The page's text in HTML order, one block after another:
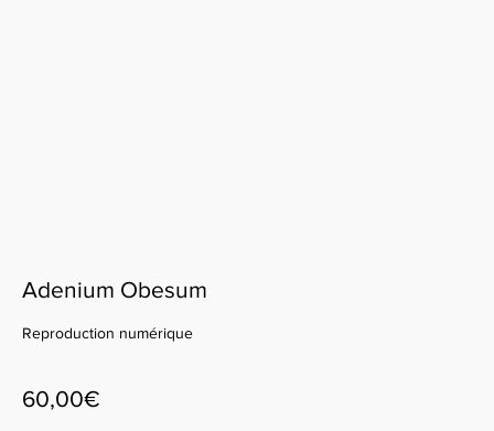
Adenium Obesum
Reproduction numérique
60,00€